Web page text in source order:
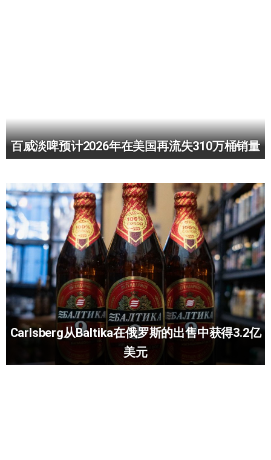
百威淡啤预计2026年在美国再流失310万桶销量
Carlsberg从Baltika在俄罗斯的出售中获得3.2亿
美元